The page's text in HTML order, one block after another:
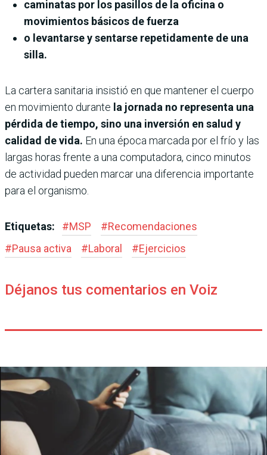
caminatas por los pasillos de la oficina o
movimientos básicos de fuerza
o levantarse y sentarse repetidamente de una
silla.
La cartera sanitaria insistió en que mantener el cuerpo
en movimiento durante la jornada no representa una
pérdida de tiempo, sino una inversión en salud y
calidad de vida. En una época marcada por el frío y las
largas horas frente a una computadora, cinco minutos
de actividad pueden marcar una diferencia importante
para el organismo.
Etiquetas: #MSP #Recomendaciones
#Pausa activa #Laboral #Ejercicios
Déjanos tus comentarios en Voiz